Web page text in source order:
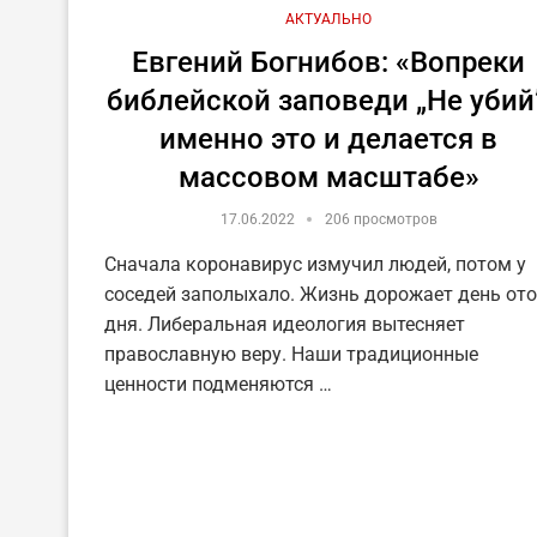
АКТУАЛЬНО
Евгений Богнибов: «Вопреки
библейской заповеди „Не
именно это и делается в
массовом масштабе»
17.06.2022 206 просмотров
Сначала коронавирус измучил людей, потом у
соседей заполыхало. Жизнь дорожает день ото
дня. Либеральная идеология вытесняет
православную веру. Наши традиционные
ценности подменяются …